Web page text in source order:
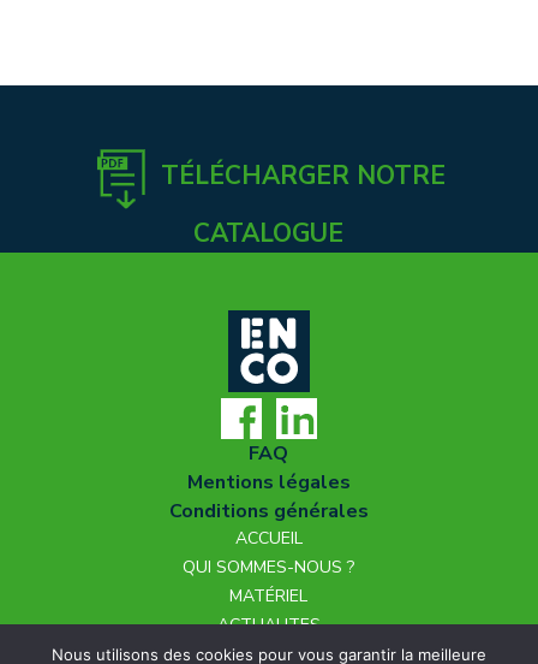
TÉLÉCHARGER NOTRE
CATALOGUE
FAQ
Mentions légales
Conditions générales
ACCUEIL
QUI SOMMES-NOUS ?
MATÉRIEL
ACTUALITES
NOUS REJOINDRE
Nous utilisons des cookies pour vous garantir la meilleure